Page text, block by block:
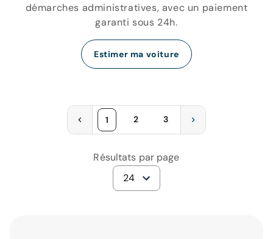
démarches administratives, avec un paiement
garanti sous 24h.
Estimer ma voiture
1 2 3
Résultats par page
24